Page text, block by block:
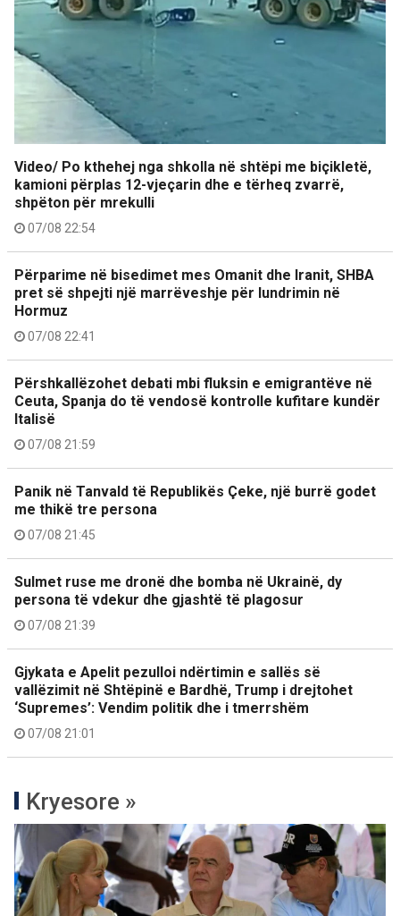
Video/ Po kthehej nga shkolla në shtëpi me biçikletë,
kamioni përplas 12-vjeçarin dhe e tërheq zvarrë,
shpëton për mrekulli
07/08 22:54
Përparime në bisedimet mes Omanit dhe Iranit, SHBA
pret së shpejti një marrëveshje për lundrimin në
Hormuz
07/08 22:41
Përshkallëzohet debati mbi fluksin e emigrantëve në
Ceuta, Spanja do të vendosë kontrolle kufitare kundër
Italisë
07/08 21:59
Panik në Tanvald të Republikës Çeke, një burrë godet
me thikë tre persona
07/08 21:45
Sulmet ruse me dronë dhe bomba në Ukrainë, dy
persona të vdekur dhe gjashtë të plagosur
07/08 21:39
Gjykata e Apelit pezulloi ndërtimin e sallës së
vallëzimit në Shtëpinë e Bardhë, Trump i drejtohet
‘Supremes’: Vendim politik dhe i tmerrshëm
07/08 21:01
Kryesore »